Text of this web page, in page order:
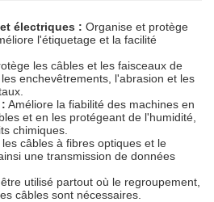
électriques : Organise et protège
l'étiquetage et la facilité
les câbles et les faisceaux de
enchevêtrements, l'abrasion et les
Améliore la fiabilité des machines en
et en les protégeant de l'humidité,
chimiques.
les câbles à fibres optiques et le
une transmission de données
utilisé partout où le regroupement,
câbles sont nécessaires.